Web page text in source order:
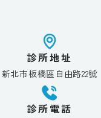
診所地址
新北市板橋區自由路22號
診所電話